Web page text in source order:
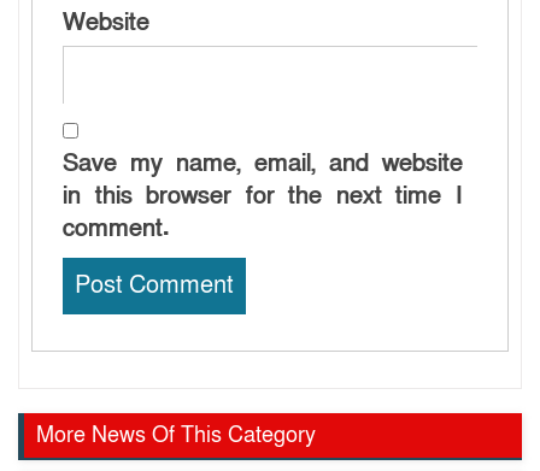
Website
Save my name, email, and website
in this browser for the next time I
comment.
More News Of This Category